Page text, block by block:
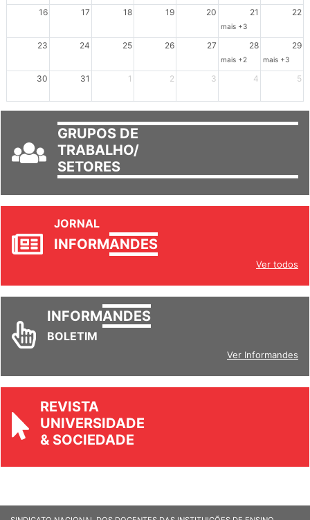
16 17 18 19 20 21 22
mais +3
23 24 25 26 27 28 29
mais +2 mais +3
30 31 1 2 3 4 5
GRUPOS DE
TRABALHO/
SETORES
JORNAL
INFORMANDES
Ver todos
INFORMANDES
BOLETIM
Ver Informandes
REVISTA
UNIVERSIDADE
& SOCIEDADE